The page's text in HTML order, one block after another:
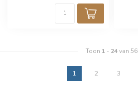
Toon 1 - 24van 56
1 2 3